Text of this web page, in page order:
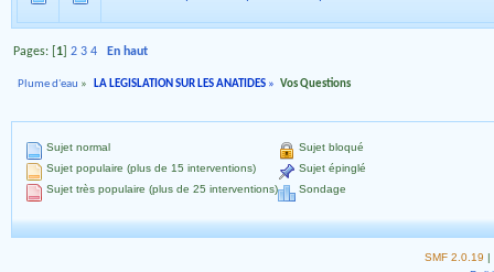
Pages: [ 1 ]2 3 4 En haut
Plume d'eau » LA LEGISLATION SUR LES ANATIDES» Vos Questions
Sujet normal
Sujet populaire (plus de 15 interventions)
Sujet très populaire (plus de 25 interventions)
Sujet bloqué
Sujet épinglé
Sondage
SMF 2.0.19 |